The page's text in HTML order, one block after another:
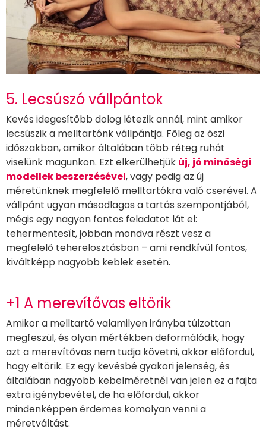
5. Lecsúszó vállpántok
Kevés idegesítőbb dolog létezik annál, mint amikor
lecsúszik a melltartónk vállpántja. Főleg az őszi
időszakban, amikor általában több réteg ruhát
viselünk magunkon. Ezt elkerülhetjük új, jó minőségi
modellek beszerzésével, vagy pedig az új
méretünknek megfelelő melltartókra való cserével. A
vállpánt ugyan másodlagos a tartás szempontjából,
mégis egy nagyon fontos feladatot lát el:
tehermentesít, jobban mondva részt vesz a
megfelelő teherelosztásban – ami rendkívül fontos,
kiváltképp nagyobb keblek esetén.
+1 A merevítővas eltörik
Amikor a melltartó valamilyen irányba túlzottan
megfeszül, és olyan mértékben deformálódik, hogy
azt a merevítővas nem tudja követni, akkor előfordul,
hogy eltörik. Ez egy kevésbé gyakori jelenség, és
általában nagyobb kebelméretnél van jelen ez a fajta
extra igénybevétel, de ha előfordul, akkor
mindenképpen érdemes komolyan venni a
méretváltást.